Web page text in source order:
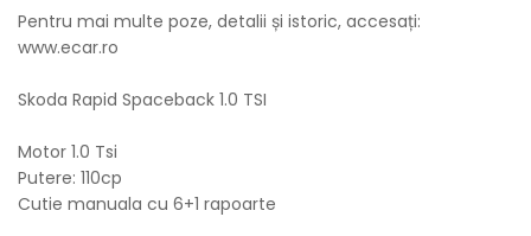
Pentru mai multe poze, detalii și istoric, accesați:
www.ecar.ro
Skoda Rapid Spaceback 1.0 TSI
Motor 1.0 Tsi
Putere: 110cp
Cutie manuala cu 6+1 rapoarte